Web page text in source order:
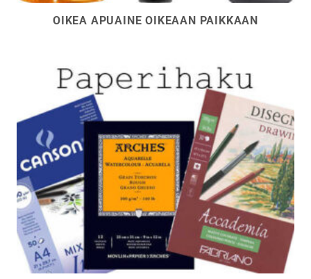
OIKEA APUAINE OIKEAAN PAIKKAAN